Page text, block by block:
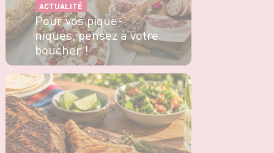
ACTUALITÉ
Pour vos pique-
niques, pensez à votre
boucher !
EN SAVOIR PLUS